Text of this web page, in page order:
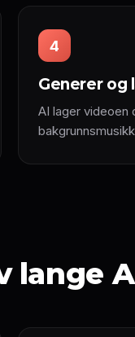
4
Generer og
AI lager videoen
lange